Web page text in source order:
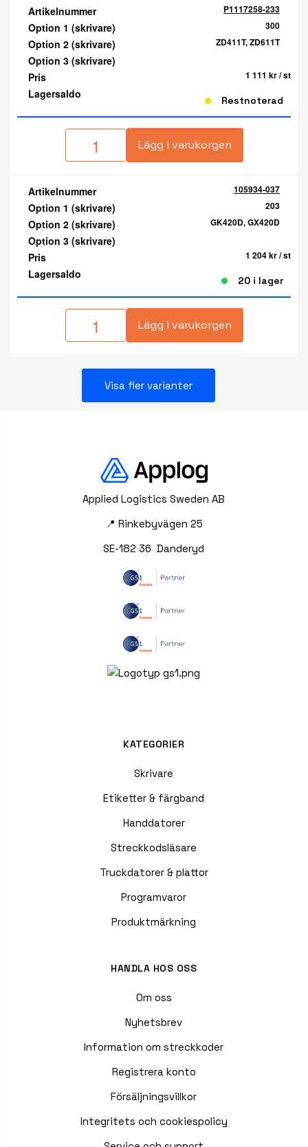
Artikelnummer P1117258-233
Option 1 (skrivare) 300
Option 2 (skrivare) ZD411T, ZD611T
Option 3 (skrivare)
Pris
1 111 kr/ st
Lagersaldo Restnoterad
Lägg i varukorgen
Artikelnummer 105934-037
Option 1 (skrivare) 203
Option 2 (skrivare) GK420D, GX420D
Option 3 (skrivare)
Pris
1 204 kr/ st
Lagersaldo 20 i lager
Lägg i varukorgen
Visa fler varianter
Applied Logistics Sweden AB
📍 Rinkebyvägen 25
SE-182 36 Danderyd
KATEGORIER
Skrivare
Etiketter & färgband
Handdatorer
Streckkodsläsare
Truckdatorer & plattor
Programvaror
Produktmärkning
HANDLA HOS OSS
Om oss
Nyhetsbrev
Information om streckkoder
Registrera konto
Försäljningsvillkor
Integritets och cookiespolicy